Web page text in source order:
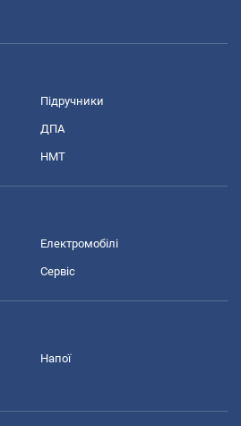
Підручники
ДПА
НМТ
Електромобілі
Сервіс
Напої